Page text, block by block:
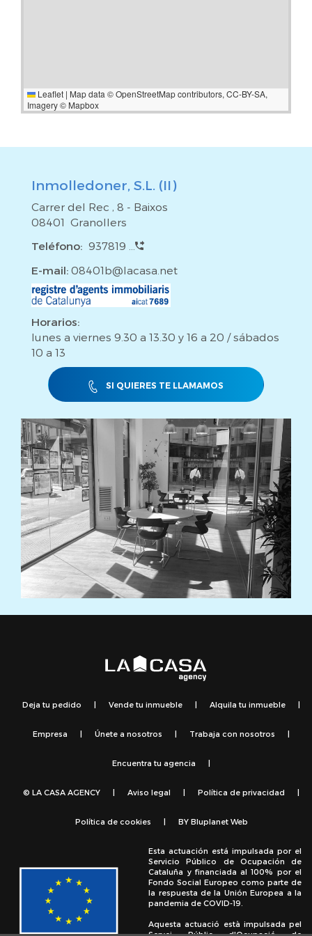
Leaflet | Map data ©OpenStreetMapcontributors, CC-BY-SA,
Imagery © Mapbox
Inmolledoner, S.L. (II)
Carrer del Rec , 8 - Baixos
08401 Granollers
Teléfono: 937819 ...
E-mail: 08401b@lacasa.net
Horarios:
lunes a viernes 9.30 a 13.30 y 16 a 20 / sábados
10 a 13
SI QUIERES TE LLAMAMOS
Deja tu pedido | Vende tu inmueble | Alquila tu inmueble |
Empresa | Únete a nosotros | Trabaja con nosotros |
Encuentra tu agencia |
© LA CASA AGENCY | Aviso legal | Política de privacidad |
Política de cookies | BY Bluplanet Web
Esta actuación está impulsada por el
Servicio Público de Ocupación de
Cataluña y financiada al 100% por el
Fondo Social Europeo como parte de
la respuesta de la Unión Europea a la
pandemia de COVID-19.
Aquesta actuació està impulsada pel
Servei Públic d'Ocupació de